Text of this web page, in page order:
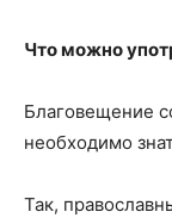
Что можно
Благовещение
необходимо
Так,